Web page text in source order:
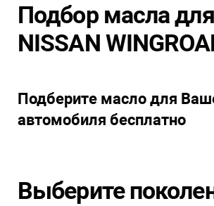
Подбор масла для
NISSAN
Подберите масло для
автомобиля бесплатно
Выберите